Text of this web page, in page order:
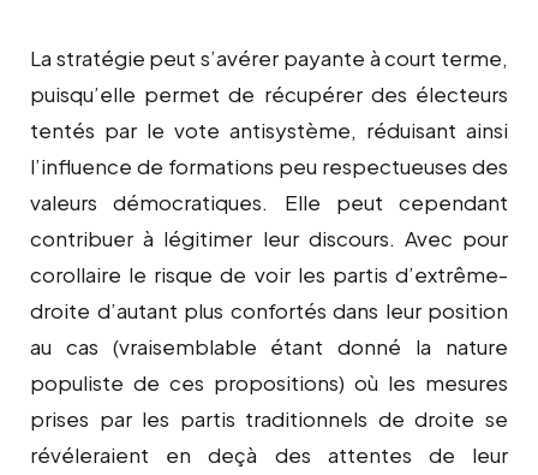
La stratégie peut s’avérer payante à court terme,
puisqu’elle permet de récupérer des électeurs
tentés par le vote antisystème, réduisant ainsi
l’influence de formations peu respectueuses des
valeurs démocratiques. Elle peut cependant
contribuer à légitimer leur discours. Avec pour
corollaire le risque de voir les partis d’extrême-
droite d’autant plus confortés dans leur position
au cas (vraisemblable étant donné la nature
populiste de ces propositions) où les mesures
prises par les partis traditionnels de droite se
révéleraient en deçà des attentes de leur